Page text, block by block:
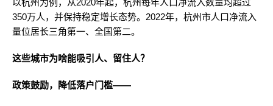
以杭州为例，从2020年起，杭州每年人口净流入数量均超过
350万人，并保持稳定增长态势。2022年，杭州市人口净流入
量位居长三角第一、全国第二。
这些城市为啥能吸引人、留住人？
政策鼓励，降低落户门槛——